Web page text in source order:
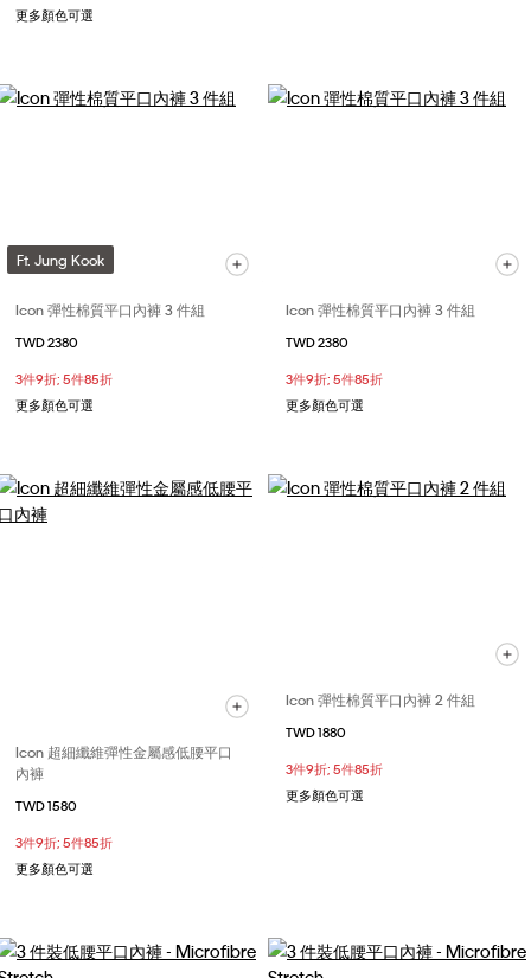
更多顏色可選
Ft. Jung Kook
Icon 彈性棉質平口內褲 3 件組
TWD 2380
3件9折; 5件85折
更多顏色可選
Icon 彈性棉質平口內褲 3 件組
TWD 2380
3件9折; 5件85折
更多顏色可選
Icon 超細纖維彈性金屬感低腰平口
內褲
TWD 1580
3件9折; 5件85折
更多顏色可選
Icon 彈性棉質平口內褲 2 件組
TWD 1880
3件9折; 5件85折
更多顏色可選